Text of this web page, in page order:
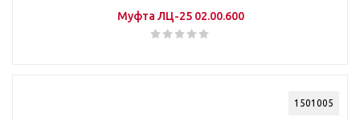
Муфта ЛЦ-25 02.00.600
1501005